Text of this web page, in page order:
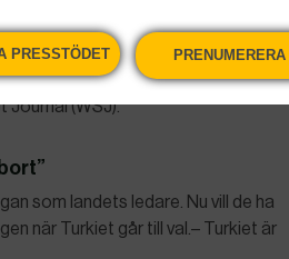
videor”
som tittade på videor med ”hbtq-
Journal (WSJ).
som landets ledare. Nu vill de ha
när Turkiet går till val.– Turkiet är
PRESSTÖDET PRENUMERERA